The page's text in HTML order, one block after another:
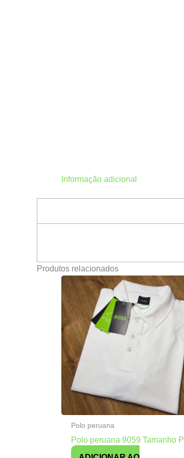
Informação adicional
Produtos relacionados
Polo peruana
Polo peruana 9059 Tamanho P